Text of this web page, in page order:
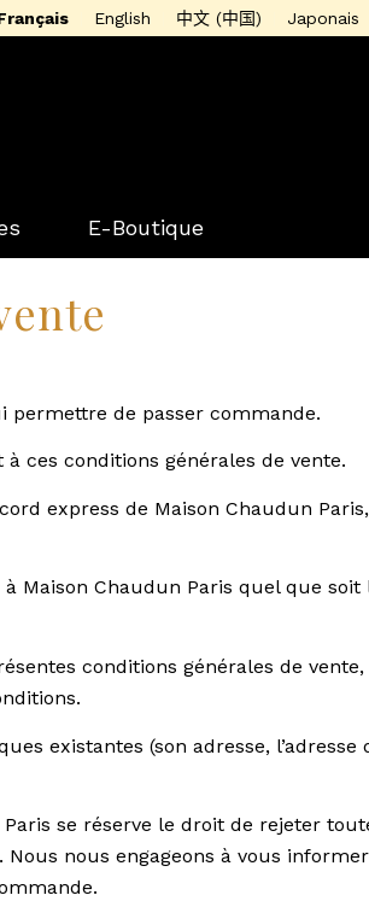
English 中文 (中国) Japonais
E-Boutique
permettre de passer commande.
ces conditions générales de vente.
express de Maison Chaudun
Maison Chaudun Paris quel que
conditions générales de
existantes (son adresse, l’adresse
se réserve le droit de rejeter
nous engageons à vous